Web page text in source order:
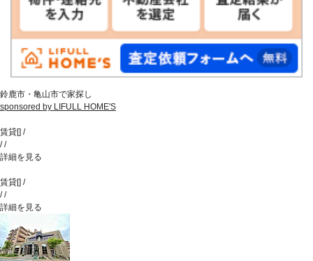
鈴鹿市・亀山市で家探し
sponsored by LIFULL HOME'S
賃貸[] /
//
詳細を見る
賃貸[] /
//
詳細を見る